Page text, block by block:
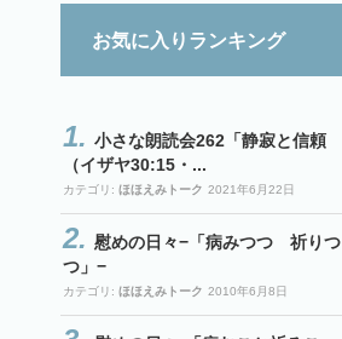
お気に入りランキング
小さな朗読会262「静寂と信頼
（イザヤ30:15・...
カテゴリ: ほほえみトーク 2021年6月22日
慰めの日々−「病みつつ 祈りつ
つ」−
カテゴリ: ほほえみトーク 2010年6月8日